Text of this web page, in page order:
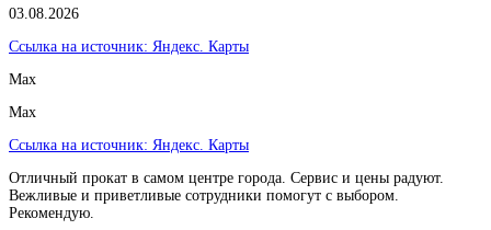
03.08.2026
Ссылка на источник: Яндекс. Карты
Max
Max
Ссылка на источник: Яндекс. Карты
Отличный прокат в самом центре города. Сервис и цены радуют.
Вежливые и приветливые сотрудники помогут с выбором.
Рекомендую.